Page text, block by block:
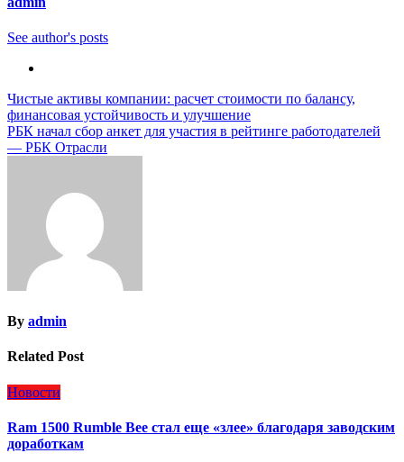
See author's posts
Навигация
по
записям
Чистые активы компании: расчет стоимости по балансу,
финансовая устойчивость и улучшение
РБК начал сбор анкет для участия в рейтинге работодателей
— РБК Отрасли
By admin
Related Post
Новости
Ram 1500 Rumble Bee стал еще «злее» благодаря заводским
доработкам